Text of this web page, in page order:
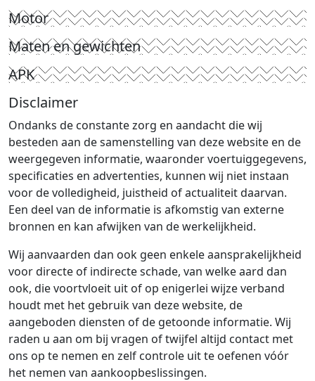
Motor
Maten en gewichten
APK
Disclaimer
Ondanks de constante zorg en aandacht die wij
besteden aan de samenstelling van deze website en de
weergegeven informatie, waaronder voertuiggegevens,
specificaties en advertenties, kunnen wij niet instaan
voor de volledigheid, juistheid of actualiteit daarvan.
Een deel van de informatie is afkomstig van externe
bronnen en kan afwijken van de werkelijkheid.
Wij aanvaarden dan ook geen enkele aansprakelijkheid
voor directe of indirecte schade, van welke aard dan
ook, die voortvloeit uit of op enigerlei wijze verband
houdt met het gebruik van deze website, de
aangeboden diensten of de getoonde informatie. Wij
raden u aan om bij vragen of twijfel altijd contact met
ons op te nemen en zelf controle uit te oefenen vóór
het nemen van aankoopbeslissingen.